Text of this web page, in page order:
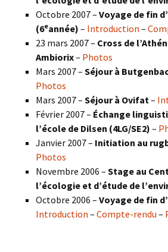
Octobre 2007 – Voyage de fin
(6eannée) – Introduction –
23 mars 2007 – Cross de
Ambiorix– Photos
Mars 2007 – Séjour à
Photos
Mars 2007 – Séjour à Ovifat–
Février 2007 – Échange
l’école de Dilsen (4LG/SE2) –
Janvier 2007 – Initiation au
Photos
Novembre 2006 – Stage au
l’écologie et d’étude de
Octobre 2006 – Voyage de fin
Introduction – Compte-rendu –